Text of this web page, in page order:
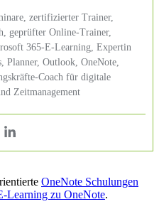
zertifizierter Trainer,
geprüfter Online-Trainer,
365-E-Learning, Expertin
Planner, Outlook, OneNote,
Coach für digitale
Zeitmanagement
OneNote Schulungen
Learning zu OneNote.